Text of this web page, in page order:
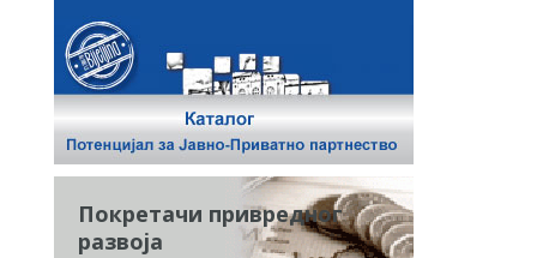
Покретачи привредног
развоја